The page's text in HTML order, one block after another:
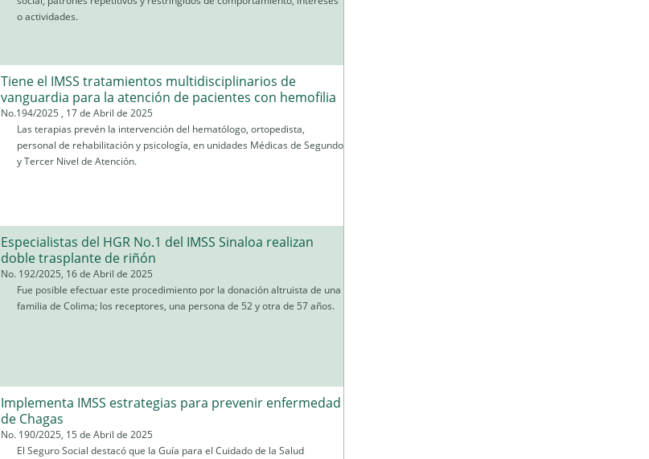
o actividades.
Tiene el IMSS tratamientos multidisciplinarios de
vanguardia para la atención de pacientes con hemofilia
No.194/2025 , 17 de Abril de 2025
Las terapias prevén la intervención del hematólogo, ortopedista,
personal de rehabilitación y psicología, en unidades Médicas de Segundo
y Tercer Nivel de Atención.
Especialistas del HGR No.1 del IMSS Sinaloa realizan
doble trasplante de riñón
No. 192/2025, 16 de Abril de 2025
Fue posible efectuar este procedimiento por la donación altruista de una
familia de Colima; los receptores, una persona de 52 y otra de 57 años.
Implementa IMSS estrategias para prevenir enfermedad
de Chagas
No. 190/2025, 15 de Abril de 2025
El Seguro Social destacó que la Guía para el Cuidado de la Salud